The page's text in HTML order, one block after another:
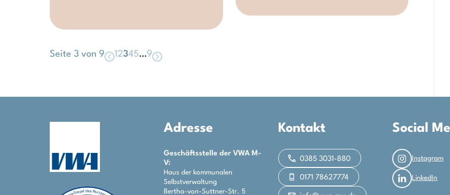
Seite 3 von 9 12345…9
Adresse
Geschäftsstelle der VWA M-
V:
Haus der kommunalen
Selbstverwaltung
Bertha-von-Suttner-Str. 5
Kontakt
0385 3031-880
0171 78627774
Social
Instagram
LinkedIn